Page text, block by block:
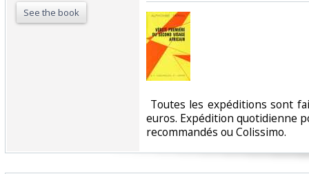
See the book
Toutes les expéditions sont
euros. Expédition quotidienne
recommandés ou Colissimo. ‎